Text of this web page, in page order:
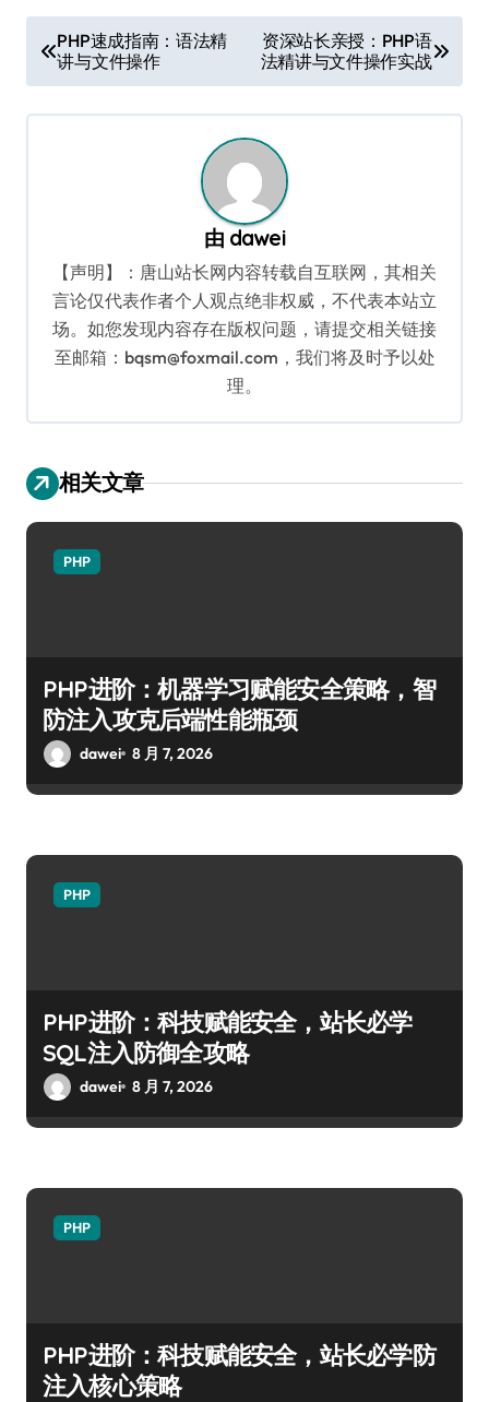
章
导
PHP速成指南：语法精
讲与文件操作
资深站长亲授：PHP语
法精讲与文件操作实战
由 dawei
【声明】：唐山站长网内容转载自互联网，其相关
言论仅代表作者个人观点绝非权威，不代表本站立
场。如您发现内容存在版权问题，请提交相关链接
至邮箱：bqsm@foxmail.com，我们将及时予以处
理。
相关文章
PHP
PHP进阶：机器学习赋能安全策略，智
防注入攻克后端性能瓶颈
dawei 8 月 7, 2026
PHP
PHP进阶：科技赋能安全，站长必学
SQL注入防御全攻略
dawei 8 月 7, 2026
PHP
PHP进阶：科技赋能安全，站长必学防
注入核心策略